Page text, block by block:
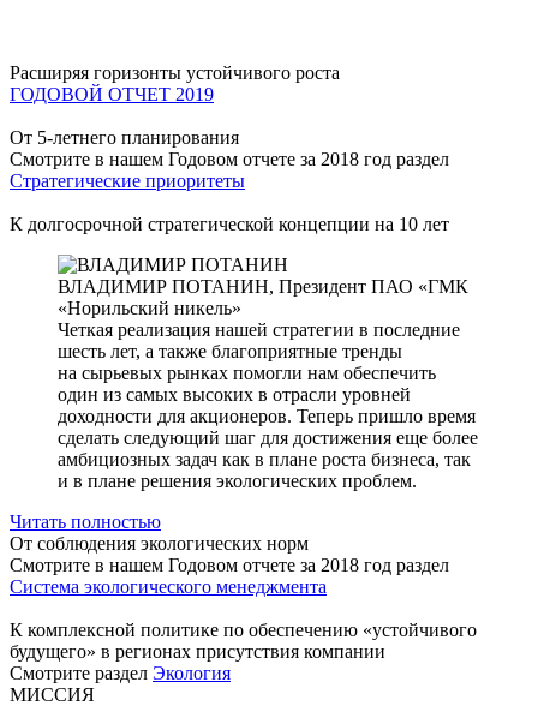
Расширяя горизонты устойчивого роста
ГОДОВОЙ ОТЧЕТ 2019
От 5-летнего планирования
Смотрите в нашем Годовом отчете за 2018 год раздел
Стратегические приоритеты
К долгосрочной стратегической концепции на 10 лет
ВЛАДИМИР ПОТАНИН, Президент ПАО «ГМК
«Норильский никель»
Четкая реализация нашей стратегии в последние
шесть лет, а также благоприятные тренды
на сырьевых рынках помогли нам обеспечить
один из самых высоких в отрасли уровней
доходности для акционеров. Теперь пришло время
сделать следующий шаг для достижения еще более
амбициозных задач как в плане роста бизнеса, так
и в плане решения экологических проблем.
Читать полностью
От соблюдения экологических норм
Смотрите в нашем Годовом отчете за 2018 год раздел
Система экологического менеджмента
К комплексной политике по обеспечению «устойчивого
будущего» в регионах присутствия компании
Смотрите раздел Экология
МИССИЯ